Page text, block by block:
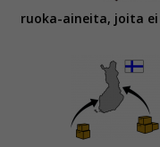
ruoka-aineita, joita ei